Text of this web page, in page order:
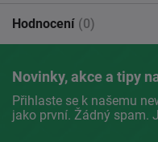
Hodnocení (0)
Novinky, akce a tipy
Přihlaste se k našemu
jako první. Žádný spam.